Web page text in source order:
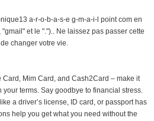
a-r-o-b-a-s-e g-m-a-i-l point com en
et le ".").. Ne laissez pas passer cette
changer votre vie.
Mim Card, and Cash2Card – make it
terms. Say goodbye to financial stress.
a driver’s license, ID card, or passport has
help you get what you need without the